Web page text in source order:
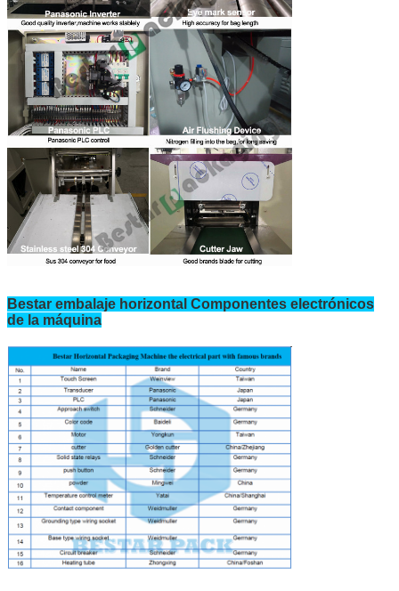
Bestar embalaje horizontal Componentes electrónicos
de la máquina